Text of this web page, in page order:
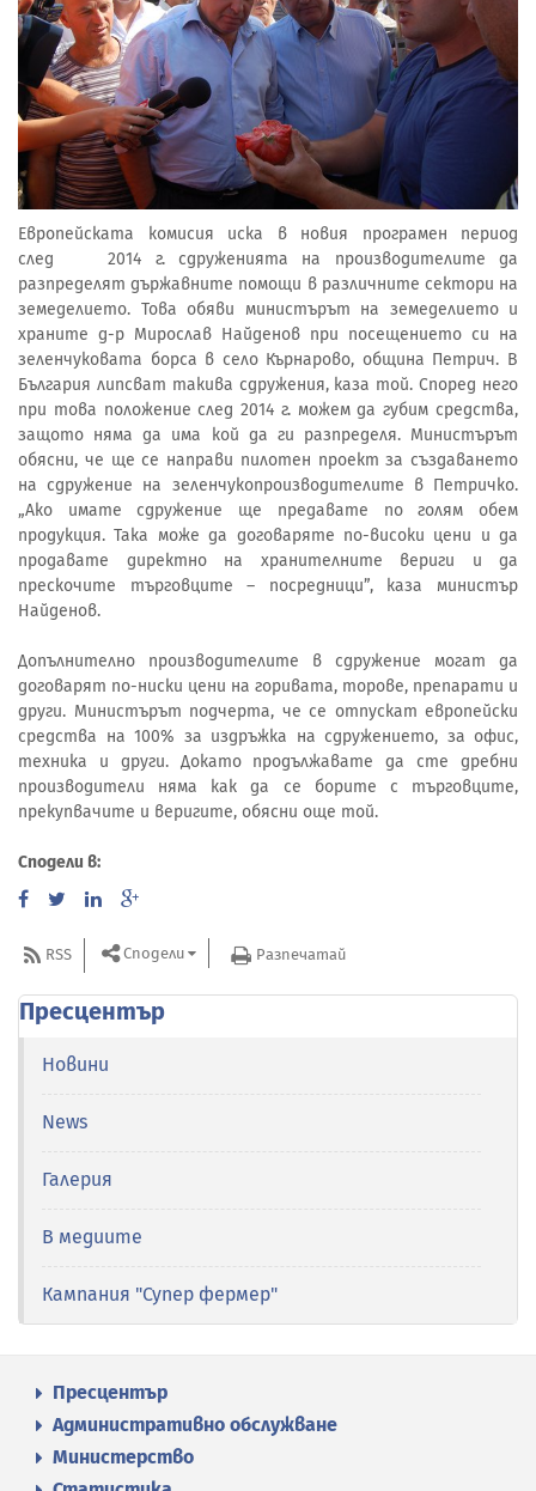
Европейската комисия иска в новия програмен период
след 2014 г. сдруженията на производителите да
разпределят държавните помощи в различните сектори на
земеделието. Това обяви министърът на земеделието и
храните д-р Мирослав Найденов при посещението си на
зеленчуковата борса в село Кърнарово, община Петрич. В
България липсват такива сдружения, каза той. Според него
при това положение след 2014 г. можем да губим средства,
защото няма да има кой да ги разпределя. Министърът
обясни, че ще се направи пилотен проект за създаването
на сдружение на зеленчукопроизводителите в Петричко.
„Ако имате сдружение ще предавате по голям обем
продукция. Така може да договаряте по-високи цени и да
продавате директно на хранителните вериги и да
прескочите търговците – посредници”, каза министър
Найденов.
Допълнително производителите в сдружение могат да
договарят по-ниски цени на горивата, торове, препарати и
други. Министърът подчерта, че се отпускат европейски
средства на 100% за издръжка на сдружението, за офис,
техника и други. Докато продължавате да сте дребни
производители няма как да се борите с търговците,
прекупвачите и веригите, обясни още той.
Сподели в:
RSS Сподели Разпечатай
Пресцентър
Новини
News
Галерия
В медиите
Кампания "Супер фермер"
Пресцентър
Административно обслужване
Министерство